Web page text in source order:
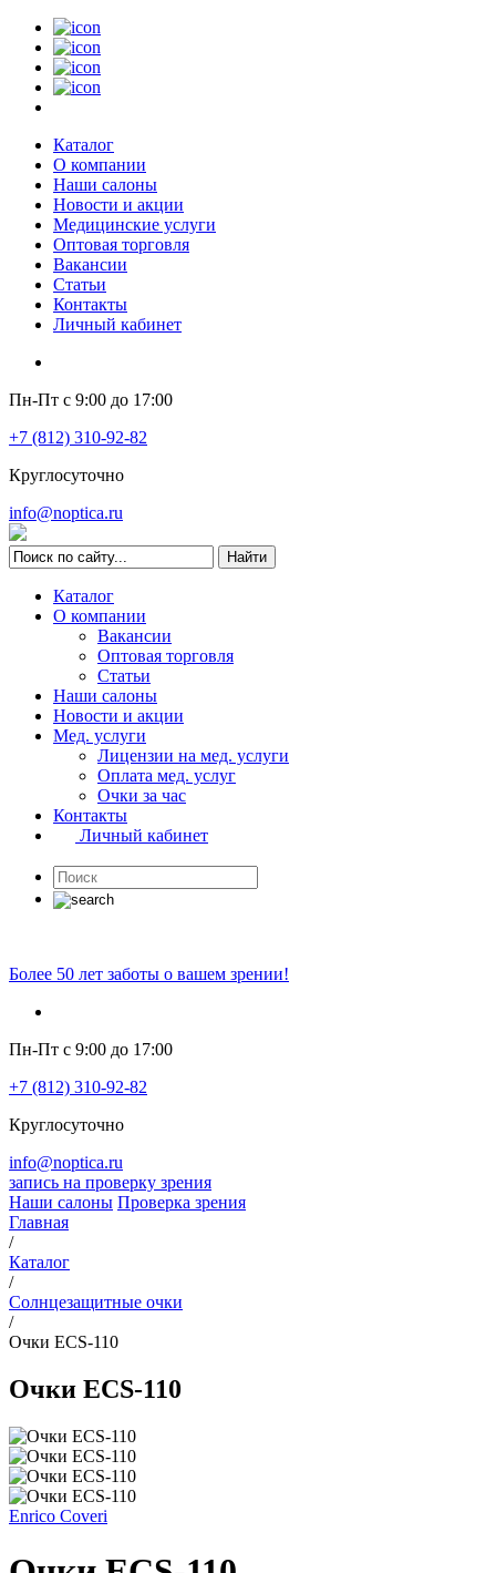
Каталог
О компании
Наши салоны
Новости и акции
Медицинские услуги
Оптовая торговля
Вакансии
Статьи
Контакты
Личный кабинет
Пн-Пт с 9:00 до 17:00
+7 (812) 310-92-82
Круглосуточно
info@noptica.ru
Каталог
О компании
Вакансии
Оптовая торговля
Статьи
Наши салоны
Новости и акции
Мед. услуги
Лицензии на мед. услуги
Оплата мед. услуг
Очки за час
Контакты
Личный кабинет
Более 50 лет заботы о вашем зрении!
Пн-Пт с 9:00 до 17:00
+7 (812) 310-92-82
Круглосуточно
info@noptica.ru
запись на проверку зрения
Наши салоны Проверка зрения
Главная
/
Каталог
/
Солнцезащитные очки
/
Очки ECS-110
Очки ECS-110
Enrico Coveri